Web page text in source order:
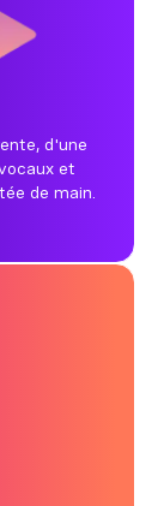
d'une
et
de main.